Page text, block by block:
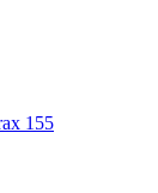
155